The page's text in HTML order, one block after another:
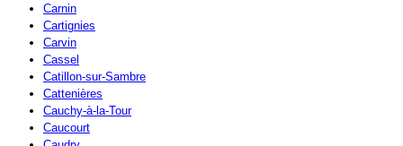
Carnin
Cartignies
Carvin
Cassel
Catillon-sur-Sambre
Cattenières
Cauchy-à-la-Tour
Caucourt